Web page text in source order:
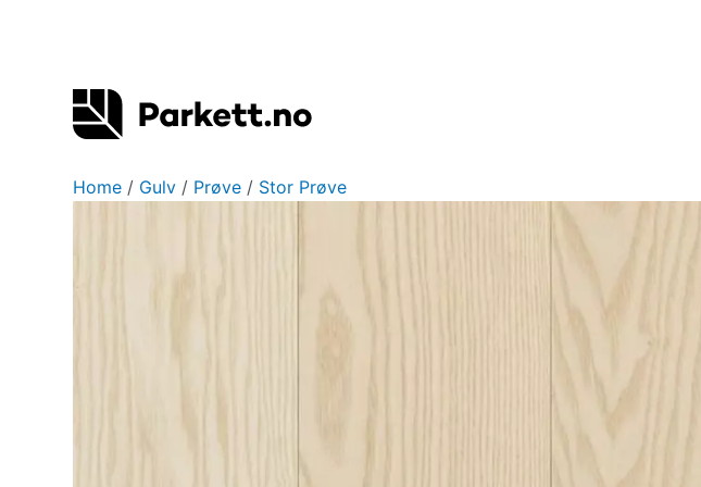
innholdet
Home / Gulv / Prøve / Stor Prøve